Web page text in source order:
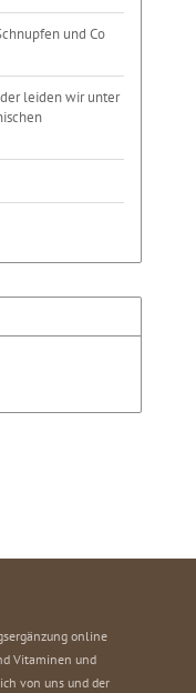
und Co
leiden wir unter
online
Vitaminen und
von uns und der